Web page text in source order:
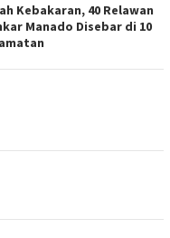
Kebakaran, 40 Relawan
Manado Disebar di 10